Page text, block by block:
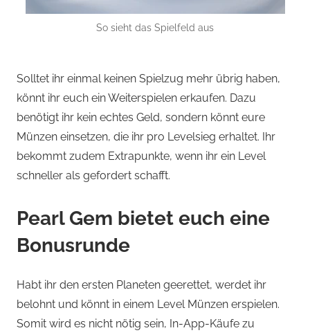
So sieht das Spielfeld aus
Solltet ihr einmal keinen Spielzug mehr übrig haben,
könnt ihr euch ein Weiterspielen erkaufen. Dazu
benötigt ihr kein echtes Geld, sondern könnt eure
Münzen einsetzen, die ihr pro Levelsieg erhaltet. Ihr
bekommt zudem Extrapunkte, wenn ihr ein Level
schneller als gefordert schafft.
Pearl Gem bietet euch eine
Bonusrunde
Habt ihr den ersten Planeten geerettet, werdet ihr
belohnt und könnt in einem Level Münzen erspielen.
Somit wird es nicht nötig sein, In-App-Käufe zu